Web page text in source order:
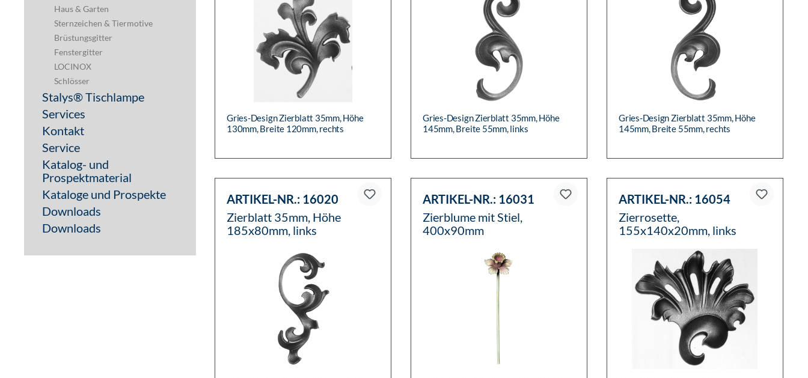
Haus & Garten
Sternzeichen & Tiermotive
Brüstungsgitter
Fenstergitter
LOCINOX
Schlösser
Stalys® Tischlampe
Services
Kontakt
Service
Katalog- und
Prospektmaterial
Kataloge und Prospekte
Downloads
Downloads
Gries-Design Zierblatt 35mm, Höhe
130mm, Breite 120mm, rechts
Gries-Design Zierblatt 35mm, Höhe
145mm, Breite 55mm, links
Gries-Design Zierblatt 35mm, Höhe
145mm, Breite 55mm, rechts
ARTIKEL-NR.: 16020
Zierblatt 35mm, Höhe
185x80mm, links
ARTIKEL-NR.:16031
Zierblume mit Stiel,
400x90mm
ARTIKEL-NR.:16054
Zierrosette,
155x140x20mm, links